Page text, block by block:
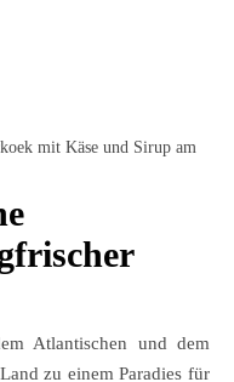
mit Käse und Sirup am
Atlantischen und dem
zu einem Paradies für